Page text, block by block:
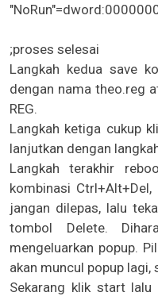
;proses selesai
Langkah kedua save
dengan nama theo.reg
REG.
Langkah ketiga cukup
lanjutkan dengan
Langkah terakhir
kombinasi
jangan dilepas, lalu
tombol Delete.
mengeluarkan popup.
akan muncul popup lagi,
Sekarang klik start